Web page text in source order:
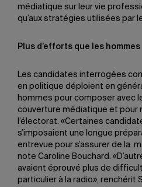
médiatique sur leur vie
qu’aux stratégies utilisées par
Plus d’efforts que les hommes
Les candidates interrogées
en politique déploient en
hommes pour composer avec
couverture médiatique et pour
l’électorat. «Certaines
s’imposaient une longue
entrevue pour s’assurer de la
note Caroline Bouchard.
avaient éprouvé plus de
particulier à la radio», renchérit